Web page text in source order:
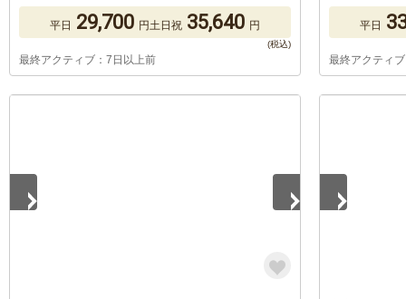
平日 29,700 円土日祝 35,640 円
最終アクティブ：7日以上前
平日
最終アクティ